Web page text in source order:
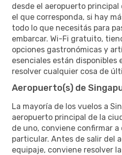
desde el aeropuerto
el que corresponda, si hay
todo lo que necesitás para
embarcar. Wi-Fi gratuito,
opciones gastronómicas y
esenciales están disponibles
resolver cualquier cosa de
Aeropuerto(s) de
La mayoría de los vuelos a
aeropuerto principal de la
de uno, conviene confirmar
particular. Antes de salir del
equipaje, conviene resolver